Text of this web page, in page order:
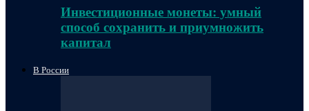
Инвестиционные монеты: умный
способ сохранить и приумножить
капитал
В России